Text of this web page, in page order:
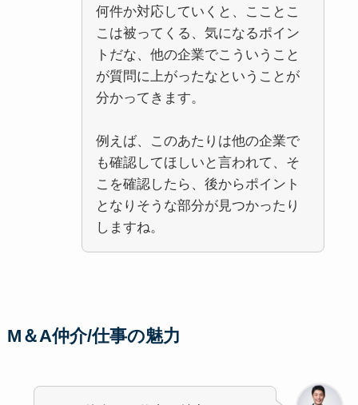
何件か対応していくと、こことこ
こは被ってくる、気になるポイン
トだな、他の企業でこういうこと
が質問に上がったなということが
分かってきます。
例えば、このあたりは他の企業で
も確認してほしいと言われて、そ
こを確認したら、後からポイント
となりそうな部分が見つかったり
しますね。
M＆A仲介/仕事の魅力